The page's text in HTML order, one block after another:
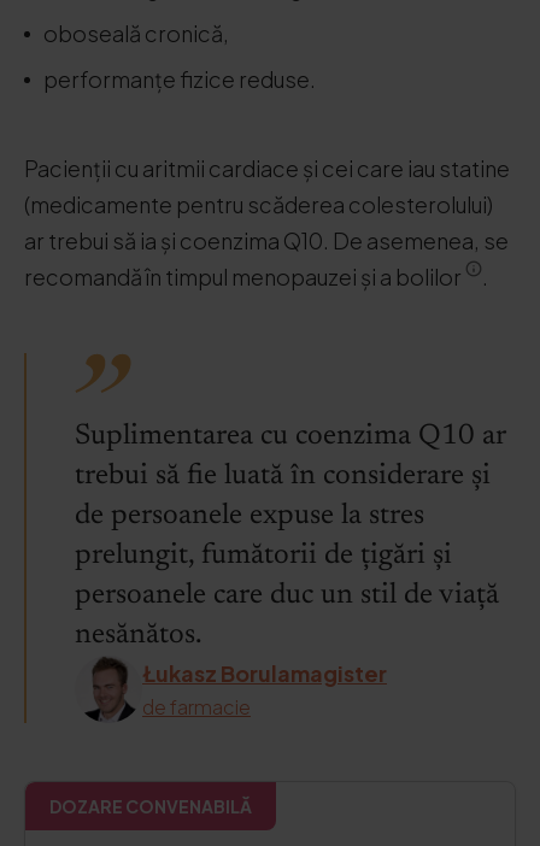
oboseală cronică,
performanțe fizice reduse.
Pacienții cu aritmii cardiace și cei care iau statine
(medicamente pentru scăderea colesterolului)
ar trebui să ia și coenzima Q10. De asemenea, se
recomandă în timpul menopauzei și a bolilor
.
Suplimentarea cu coenzima Q10 ar
trebui să fie luată în considerare și
de persoanele expuse la stres
prelungit, fumătorii de țigări și
persoanele care duc un stil de viață
nesănătos.
Łukasz Borulamagister
de farmacie
DOZARE CONVENABILĂ